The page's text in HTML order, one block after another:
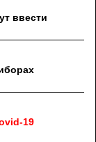
ввести
19